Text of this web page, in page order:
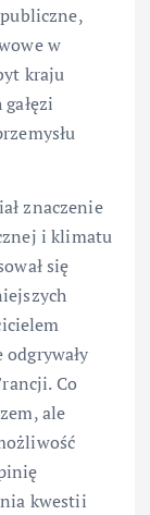
w
kraju
znaczenie
i klimatu
się
Co
ale
kwestii